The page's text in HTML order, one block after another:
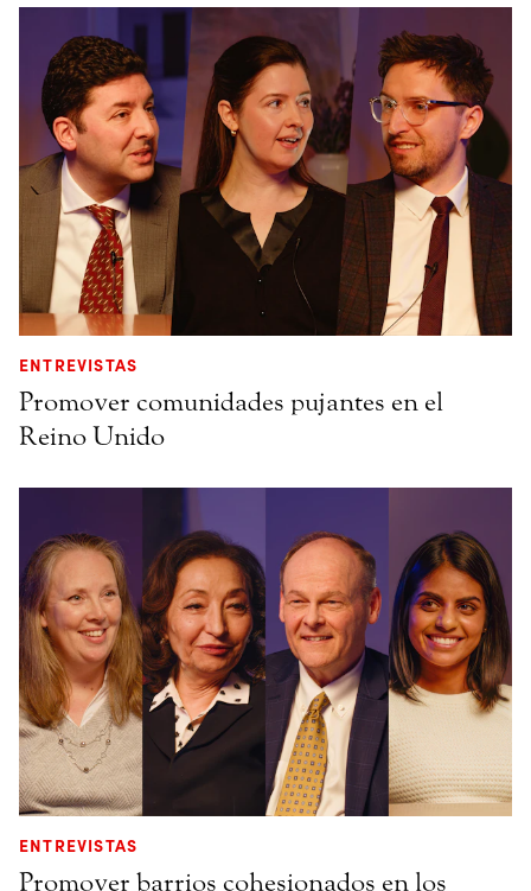
ENTREVISTAS
Promover comunidades pujantes en el
Reino Unido
ENTREVISTAS
Promover barrios cohesionados en los